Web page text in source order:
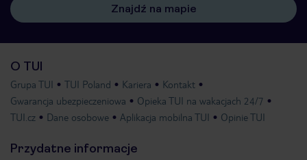
Znajdź na mapie
O TUI
Grupa TUI TUI Poland Kariera
Kontakt
Gwarancja ubezpieczeniowa
Opieka TUI na wakacjach 24/7
TUI.cz
Dane osobowe Aplikacja mobilna TUI Opinie TUI
Przydatne informacje